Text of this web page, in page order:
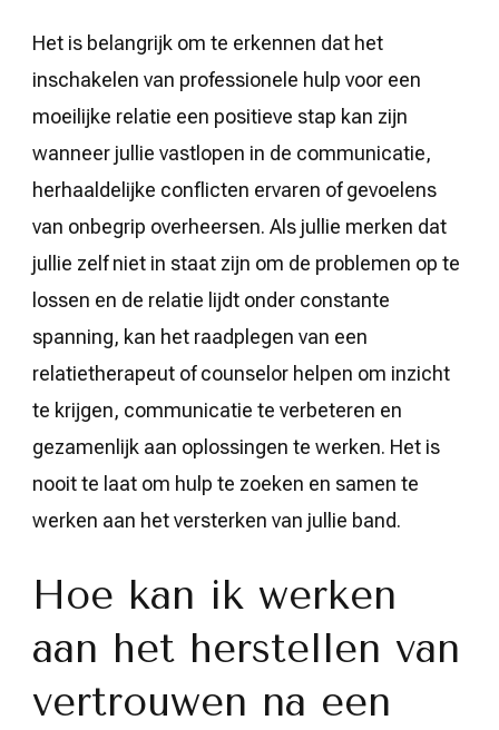
Het is belangrijk om te erkennen dat het
inschakelen van professionele hulp voor een
moeilijke relatie een positieve stap kan zijn
wanneer jullie vastlopen in de communicatie,
herhaaldelijke conflicten ervaren of gevoelens
van onbegrip overheersen. Als jullie merken dat
jullie zelf niet in staat zijn om de problemen op te
lossen en de relatie lijdt onder constante
spanning, kan het raadplegen van een
relatietherapeut of counselor helpen om inzicht
te krijgen, communicatie te verbeteren en
gezamenlijk aan oplossingen te werken. Het is
nooit te laat om hulp te zoeken en samen te
werken aan het versterken van jullie band.
Hoe kan ik werken
aan het herstellen van
vertrouwen na een